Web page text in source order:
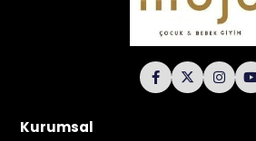
Kurumsal